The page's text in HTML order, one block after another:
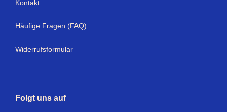
Kontakt
Häufige Fragen (FAQ)
Widerrufsformular
Folgt uns auf